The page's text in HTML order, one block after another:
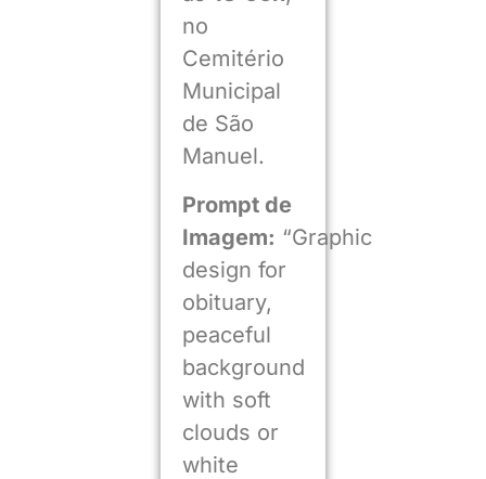
no
Cemitério
Municipal
de São
Manuel.
Prompt de
Imagem: “Graphic
design for
obituary,
peaceful
background
with soft
clouds or
white